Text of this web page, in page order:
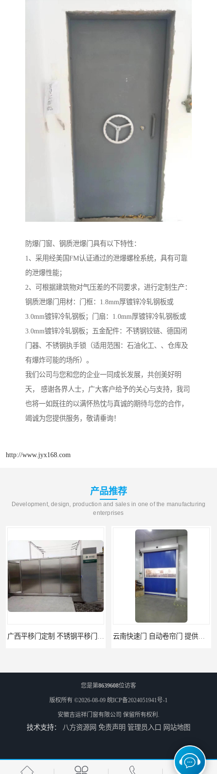
防爆门窗、钢质泄爆门具有以下特性：
1、采用经美国FM认证通过的泄爆螺栓系统，具有可靠
的泄爆性能；
2、可根据建筑物对气压差的不同要求，进行定制生产：
钢质泄爆门用材：门框：1.8mm厚镀锌冷轧钢板或
3.0mm镀锌冷轧钢板；门扇：1.0mm厚镀锌冷轧钢板或
3.0mm镀锌冷轧钢板；五金配件：不锈钢铰链、德国闭
门器、不锈钢执手锁（适用范围：石油化工、、仓库及
有爆炸可能的场所）。
我们公司与您和您的企业一同成长发展，共创美好明
天， 感谢各界人士，广大客户给予的关心与支持，我司
也将一如既往的以满怀热忱与真诚的期待与您的合作，
竭诚为您提供服务，敬请垂询！
http://www.jyx168.com
产品推荐
Development, design, production and sales in one of the manufacturing
enterprises
阜阳卷帘门快速门 堆积门 工业卷帘门 天津防火门品牌 玻璃防火门 制造工艺优
您是第8639608位访客
版权所有 ©2026-08-09 皖ICP备2024051941号-1
安徽吉运祥门窗有限公司 保留所有权利.
技术支持： 八方资源网 免责声明 管理员入口 网站地图